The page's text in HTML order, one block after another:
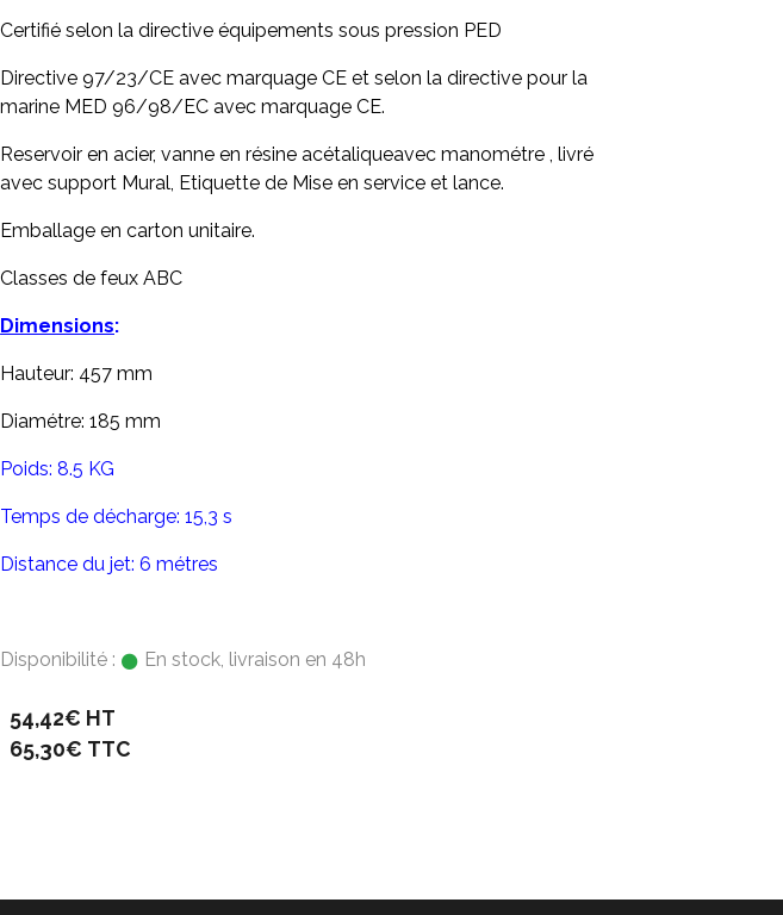
Certifié selon la directive équipements sous pression PED
Directive 97/23/CE avec marquage CE et selon la directive pour la
marine MED 96/98/EC avec marquage CE.
Reservoir en acier, vanne en résine acétaliqueavec manométre , livré
avec support Mural, Etiquette de Mise en service et lance.
Emballage en carton unitaire.
Classes de feux ABC
Dimensions:
Hauteur: 457 mm
Diamétre: 185 mm
Poids: 8.5 KG
Temps de décharge: 15,3 s
Distance du jet: 6 métres
Disponibilité : En stock, livraison en 48h
54,42€ HT
65,30€ TTC